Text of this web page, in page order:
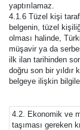
yaptırılamaz.
4.1.6 Tüzel kişi
belgenin, tüzel
olması halinde,
müşavir ya da
ilk ilan tarihinden
doğru son bir yıldır
belgeye ilişkin
4.2. Ekonomik ve
taşıması gereken